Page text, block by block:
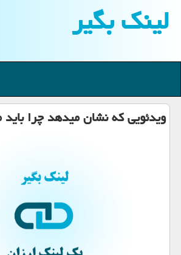
لینك بگیر
ویدئویی كه نشان میدهد چرا